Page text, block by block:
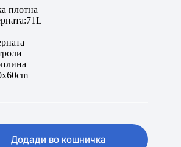
плотна
Додади во кошничка